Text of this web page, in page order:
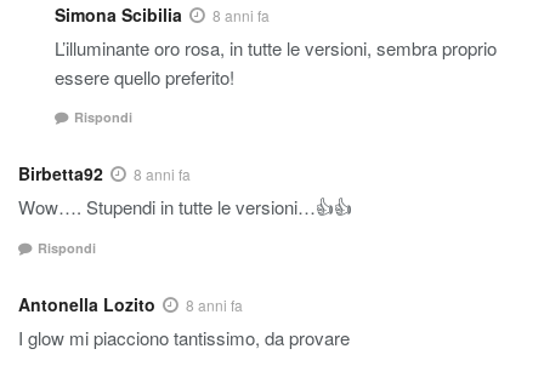
Simona Scibilia 8 anni fa
L’illuminante oro rosa, in tutte le versioni, sembra proprio
essere quello preferito!
Rispondi
Birbetta92 8 anni fa
Wow…. Stupendi in tutte le versioni…👍👍
Rispondi
Antonella Lozito 8 anni fa
I glow mi piacciono tantissimo, da provare